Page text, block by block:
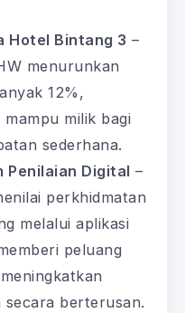
Hotel Bintang 3 –
menurunkan
12%,
milik bagi
sederhana.
Penilaian Digital –
perkhidmatan
melalui aplikasi
peluang
berterusan.